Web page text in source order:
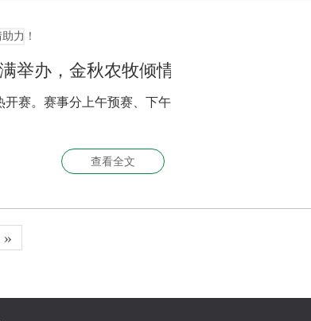
举办，金秋农牧倾情助力！
赛。赛事分上午预赛、下午
查看全文
»